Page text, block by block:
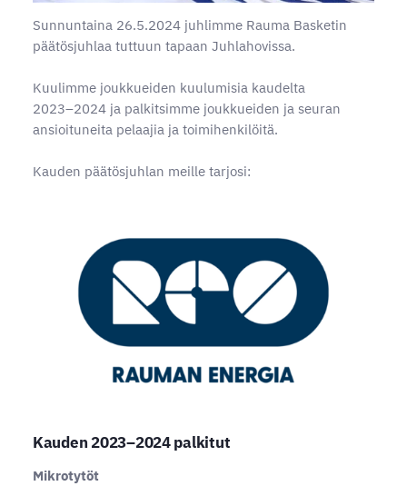
Sunnuntaina 26.5.2024 juhlimme Rauma Basketin
päätösjuhlaa tuttuun tapaan Juhlahovissa.
Kuulimme joukkueiden kuulumisia kaudelta
2023–2024 ja palkitsimme joukkueiden ja seuran
ansioituneita pelaajia ja toimihenkilöitä.
Kauden päätösjuhlan meille tarjosi:
Kauden 2023–2024 palkitut
Mikrotytöt